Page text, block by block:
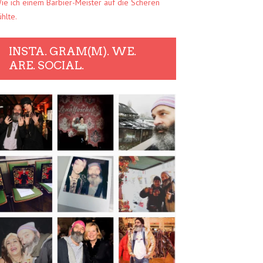
ich einem Barbier-Meister auf die Scheren
INSTA. GRAM(M). WE.
ARE. SOCIAL.